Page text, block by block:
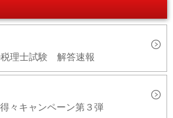
理士試験 解答速報
々キャンペーン第３弾